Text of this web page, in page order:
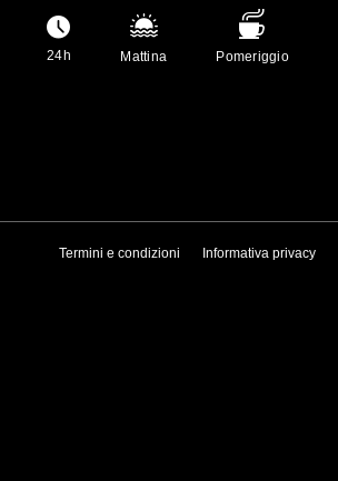
24h Mattina Pomeriggio
Termini e condizioni Informativa privacy